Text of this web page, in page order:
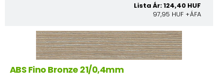
Lista Ár: 124,40 HUF
97,95 HUF +ÁFA
ABS Fino Bronze 21/0,4mm